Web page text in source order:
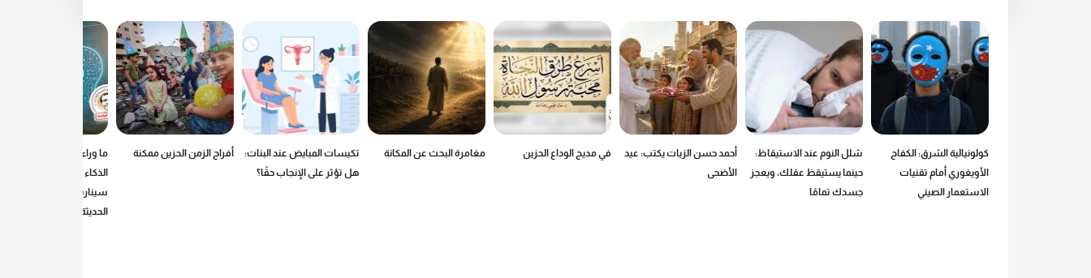
كولونيالية الشرق: الكفاح
الأويغوري أمام تقنيات
الاستعمار الصيني
شلل النوم عند الاستيقاظ:
حينما يستيقظ عقلك، ويعجز
جسدك تمامًا
أحمد حسن الزيات يكتب: عيد
الأضحى
في مديح الوداع الحزين مغامرة البحث عن المكانة
تكيسات المبايض عند البنات:
هل تؤثر على الإنجاب حقًا؟
أفراح الزمن الحزين ممكنة
ما وراء الرصاص: كيف يكتب
الذكاء الاصطناعي
سيناريوهات الحروب
الحديثة؟